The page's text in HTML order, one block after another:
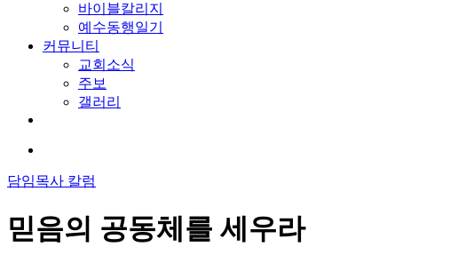
바이블칼리지
예수동행일기
커뮤니티
교회소식
주보
갤러리
담임목사 칼럼
믿음의 공동체를 세우라